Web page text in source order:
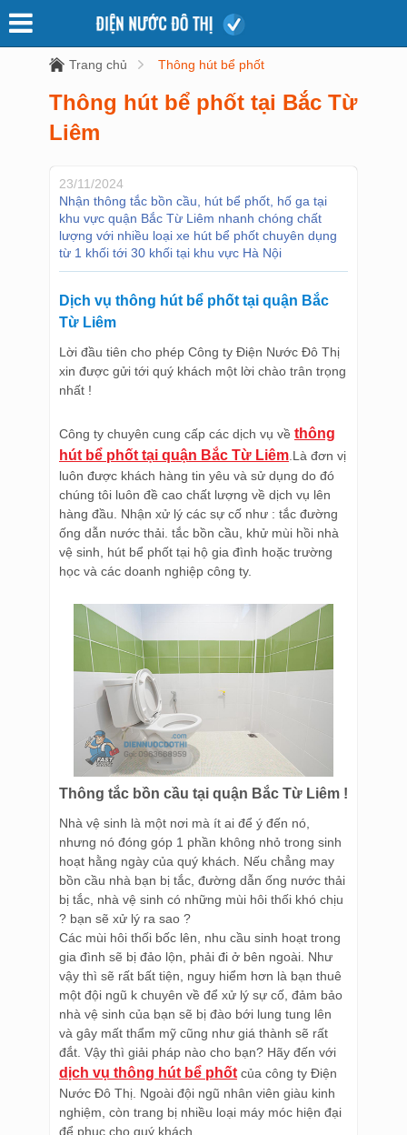
Trang chủ Thông hút bể phốt
Thông hút bể phốt tại Bắc Từ
Liêm
23/11/2024
Nhận thông tắc bồn cầu, hút bể phốt, hố ga tại
khu vực quận Bắc Từ Liêm nhanh chóng chất
lượng với nhiều loại xe hút bể phốt chuyên dụng
từ 1 khối tới 30 khối tại khu vực Hà Nội
Dịch vụ thông hút bể phốt tại quận Bắc
Từ Liêm
Lời đầu tiên cho phép Công ty Điện Nước Đô Thị
xin được gửi tới quý khách một lời chào trân trọng
nhất !
Công ty chuyên cung cấp các dịch vụ về thông
hút bể phốt tại quận Bắc Từ Liêm .Là đơn vị
luôn được khách hàng tin yêu và sử dụng do đó
chúng tôi luôn đề cao chất lượng về dịch vụ lên
hàng đầu. Nhận xử lý các sự cố như : tắc đường
ống dẫn nước thải. tắc bồn cầu, khử mùi hồi nhà
vệ sinh, hút bể phốt tại hộ gia đình hoặc trường
học và các doanh nghiệp công ty.
Thông tắc bồn cầu tại quận Bắc Từ Liêm !
Nhà vệ sinh là một nơi mà ít ai để ý đến nó,
nhưng nó đóng góp 1 phần không nhỏ trong sinh
hoạt hằng ngày của quý khách. Nếu chẳng may
bồn cầu nhà bạn bị tắc, đường dẫn ống nước thải
bị tắc, nhà vệ sinh có những mùi hôi thối khó chịu
? bạn sẽ xử lý ra sao ?
Các mùi hôi thối bốc lên, nhu cầu sinh hoạt trong
gia đình sẽ bị đảo lộn, phải đi ở bên ngoài. Như
vậy thì sẽ rất bất tiện, nguy hiểm hơn là bạn thuê
một đội ngũ k chuyên về để xử lý sự cố, đảm bảo
nhà vệ sinh của bạn sẽ bị đào bới lung tung lên
và gây mất thẩm mỹ cũng như giá thành sẽ rất
đắt. Vậy thì giải pháp nào cho bạn? Hãy đến với
dịch vụ thông hút bể phốtcủa công ty Điện
Nước Đô Thị. Ngoài đội ngũ nhân viên giàu kinh
nghiệm, còn trang bị nhiều loại máy móc hiện đại
để phục cho quý khách.